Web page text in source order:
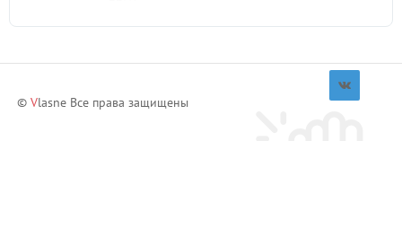
© Vlasne Все права защищены